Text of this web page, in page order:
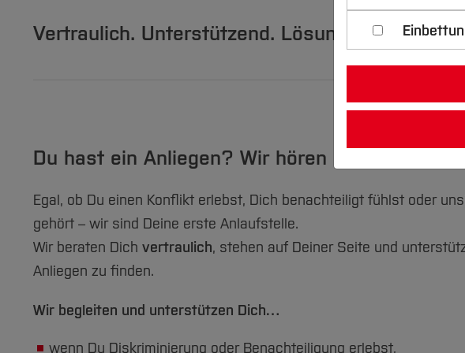
Vertraulich. Unterstützend. Lösungsorientiert.
Du hast ein Anliegen? Wir hören Dir zu.
Egal, ob Du einen Konflikt erlebst, Dich benachteiligt fühlst oder
gehört – wir sind Deine erste Anlaufstelle.
Wir beraten Dich vertraulich, stehen auf Deiner Seite und
Anliegen zu finden.
Wir begleiten und unterstützen Dich…
wenn Du Diskriminierung oder Benachteiligung erlebst,